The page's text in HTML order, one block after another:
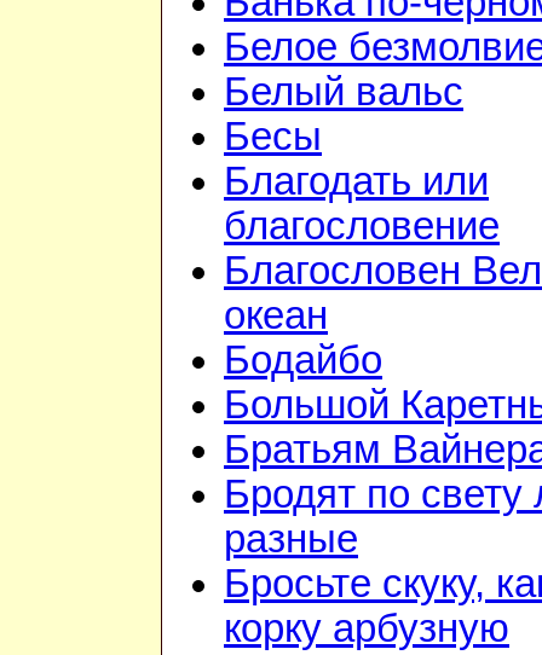
Белое
Белый вальс
Бесы
Благодать или
благословение
Благословен
океан
Бодайбо
Большой
Братьям
Бродят по свету
разные
Бросьте скуку,
корку арбузную